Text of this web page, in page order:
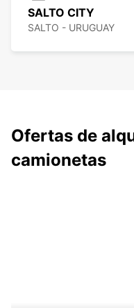
SALTO CITY
SALTO - URUGUAY
Ofertas de
camionetas